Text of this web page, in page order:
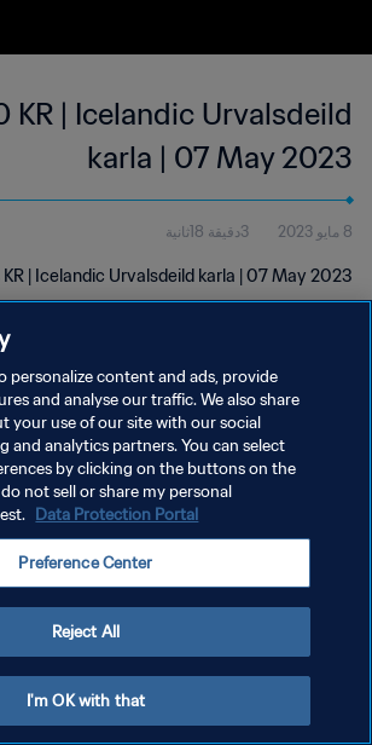
KR | Icelandic Urvalsdeild
karla | 07 May 2023
8 مايو 2023 3دقيقة 18ثانية
| Icelandic Urvalsdeild karla | 07 May 2023
سياسة الخصوصية
شروط الخدمة
إدارة تفضيلات ملفات تعريف الارتباط
personalize content and ads, provide
and analyse our traffic. We also share
your use of our site with our social
and analytics partners. You can select
by clicking on the buttons on the
not sell or share my personal
Data Protection Portal
Preference Center
Reject All
I'm OK with that